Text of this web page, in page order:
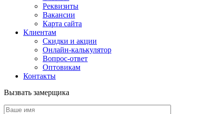
Реквизиты
Вакансии
Карта сайта
Клиентам
Скидки и акции
Онлайн-калькулятор
Вопрос-ответ
Оптовикам
Контакты
Вызвать замерщика